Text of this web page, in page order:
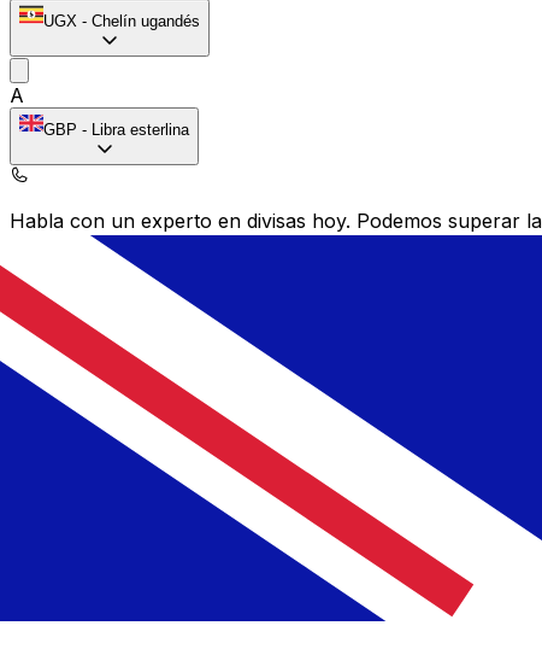
UGX - Chelín ugandés
A
GBP - Libra esterlina
Habla con un experto en divisas hoy. Podemos superar
Programar una llamada
Proveedor
Tipo de cambio
Actualmente no tenemos datos para esta divisa.
Actualmente no tenemos datos para esta divisa.
Más información sobre cómo recopilamos estas tasas